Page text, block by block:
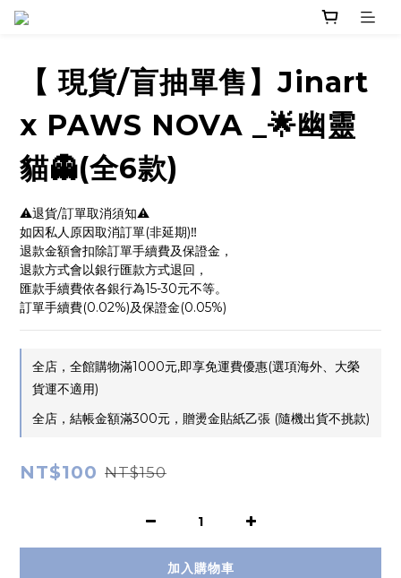
【 現貨/盲抽單售】Jinart
x PAWS NOVA _🌟幽靈
貓👻(全6款)
⚠️退貨/訂單取消須知⚠️
如因私人原因取消訂單(非延期)‼️
退款金額會扣除訂單手續費及保證金，
退款方式會以銀行匯款方式退回，
匯款手續費依各銀行為15-30元不等。
訂單手續費(0.02%)及保證金(0.05%)
全店，全館購物滿1000元,即享免運費優惠(選項海外、大榮
貨運不適用)
全店，結帳金額滿300元，贈燙金貼紙乙張 (隨機出貨不挑款)
NT$100 NT$150
加入購物車